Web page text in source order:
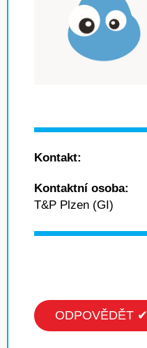
Kontakt:
Kontaktní osoba:
T&P Plzen (GI)
ODPOVĚDĚT ✔